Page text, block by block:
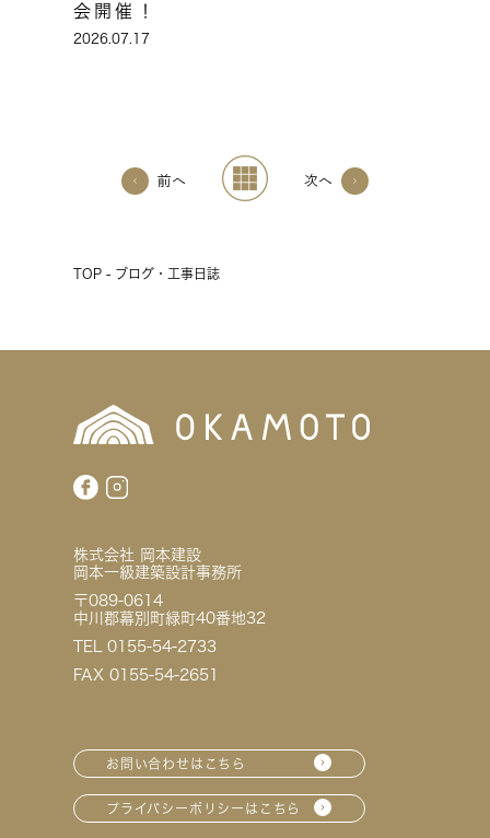
会開催！
2026.07.17
前へ 次へ
TOP - ブログ・工事日誌
株式会社 岡本建設
岡本一級建築設計事務所
〒089-0614
中川郡幕別町緑町40番地32
TEL 0155-54-2733
FAX 0155-54-2651
お問い合わせはこちら
プライバシーポリシーはこちら